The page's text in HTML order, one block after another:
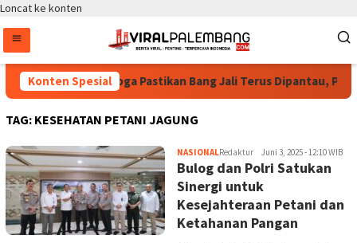
Loncat ke konten
Konten Spesial
Bintang Puspayoga Pastikan Bang Jali Terus Dipantau,
TAG: KESEHATAN PETANI JAGUNG
NASIONALRedaktur Juni 3, 2025 - 12:10 WIB
Bulog dan Polri Satukan
Sinergi untuk
Kesejahteraan Petani dan
Ketahanan Pangan